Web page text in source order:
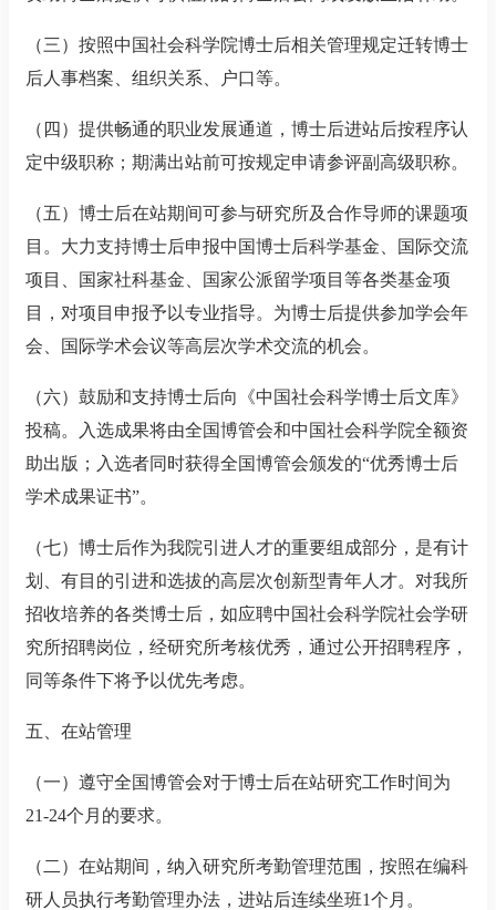
（三）按照中国社会科学院博士后相关管理规定迁转博士
后人事档案、组织关系、户口等。
（四）提供畅通的职业发展通道，博士后进站后按程序认
定中级职称；期满出站前可按规定申请参评副高级职称。
（五）博士后在站期间可参与研究所及合作导师的课题项
目。大力支持博士后申报中国博士后科学基金、国际交流
项目、国家社科基金、国家公派留学项目等各类基金项
目，对项目申报予以专业指导。为博士后提供参加学会年
会、国际学术会议等高层次学术交流的机会。
（六）鼓励和支持博士后向《中国社会科学博士后文库》
投稿。入选成果将由全国博管会和中国社会科学院全额资
助出版；入选者同时获得全国博管会颁发的“优秀博士后
学术成果证书”。
（七）博士后作为我院引进人才的重要组成部分，是有计
划、有目的引进和选拔的高层次创新型青年人才。对我所
招收培养的各类博士后，如应聘中国社会科学院社会学研
究所招聘岗位，经研究所考核优秀，通过公开招聘程序，
同等条件下将予以优先考虑。
五、在站管理
（一）遵守全国博管会对于博士后在站研究工作时间为
21-24个月的要求。
（二）在站期间，纳入研究所考勤管理范围，按照在编科
研人员执行考勤管理办法，进站后连续坐班1个月。